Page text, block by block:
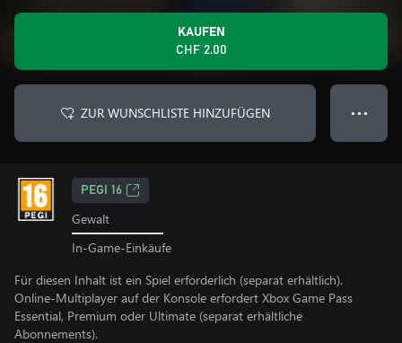
KAUFEN
CHF 2.00
ZUR WUNSCHLISTE HINZUFÜGEN ● ● ●
PEGI 16
Gewalt
In-Game-Einkäufe
Für diesen Inhalt ist ein Spiel erforderlich (separat erhältlich).
Online-Multiplayer auf der Konsole erfordert Xbox Game Pass
Essential, Premium oder Ultimate (separat erhältliche
Abonnements).